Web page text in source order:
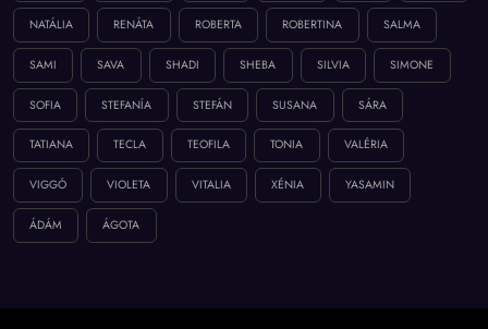
NATÁLIA RENÁTA ROBERTA ROBERTINA SALMA
SAMI SAVA SHADI SHEBA SILVIA SIMONE
SOFIA STEFANÍA STEFÁN SUSANA SÁRA
TATIANA TECLA TEOFILA TONIA VALÉRIA
VIGGÓ VIOLETA VITALIA XÉNIA YASAMIN
ÁDÁM ÁGOTA